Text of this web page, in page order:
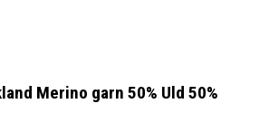
Merino garn 50% Uld 50%